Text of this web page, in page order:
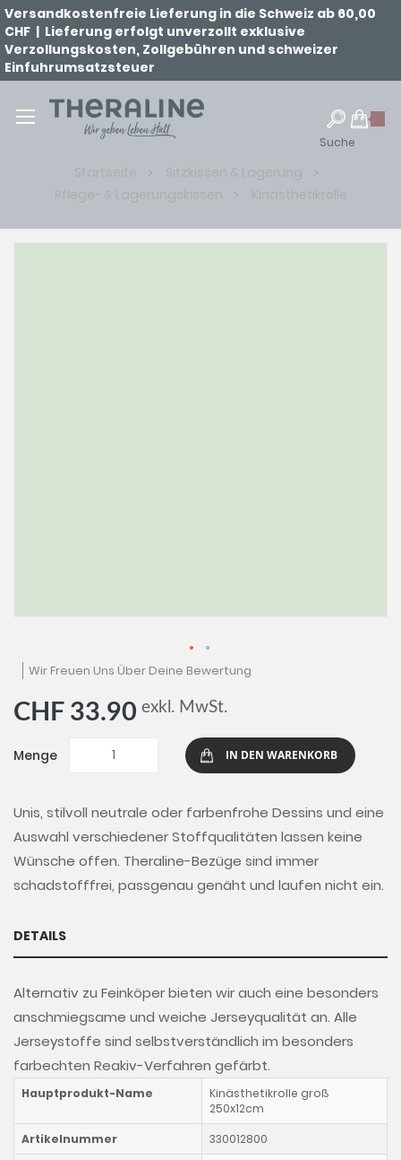
Versandkostenfreie Lieferung in die Schweiz ab 60,00
CHF | Lieferung erfolgt unverzollt exklusive
Verzollungskosten, Zollgebühren und schweizer
Einfuhrumsatzsteuer
Suche
Startseite
Sitzkissen & Lagerung
Pflege- & Lagerungskissen
Kinästhetikrolle
Wir Freuen Uns Über Deine Bewertung
CHF 33.90 exkl. MwSt.
Menge IN DEN WARENKORB
Unis, stilvoll neutrale oder farbenfrohe Dessins und eine
Auswahl verschiedener Stoffqualitäten lassen keine
Wünsche offen. Theraline-Bezüge sind immer
schadstofffrei, passgenau genäht und laufen nicht ein.
Zum
Anfang
der
Bildgalerie
DETAILS
Alternativ zu Feinköper bieten wir auch eine besonders
anschmiegsame und weiche Jerseyqualität an. Alle
Jerseystoffe sind selbstverständlich im besonders
farbechten Reakiv-Verfahren gefärbt.
Hauptprodukt-Name
Kinästhetikrolle groß
250x12cm
Artikelnummer
330012800